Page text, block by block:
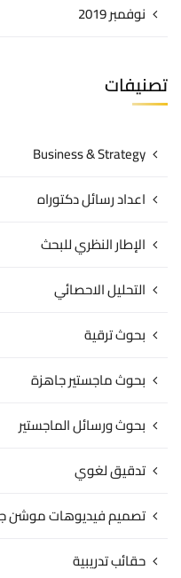
نوفمبر 2019
تصنيفات
Business & Strategy
اعداد رسائل دكتوراه
الإطار النظري للبحث
التحليل الاحصائي
بحوث ترقية
بحوث ماجستير جاهزة
بحوث ورسائل الماجستير
تدقيق لغوي
تصميم فيديوهات موشن
حقائب تدريبية